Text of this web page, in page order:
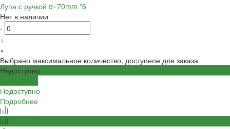
Лупа с ручкой d=70mm *6
Нет в наличии
-
+
×
Выбрано максимальное количество, доступное для заказа
Недоступно
Недоступно
Подробнее